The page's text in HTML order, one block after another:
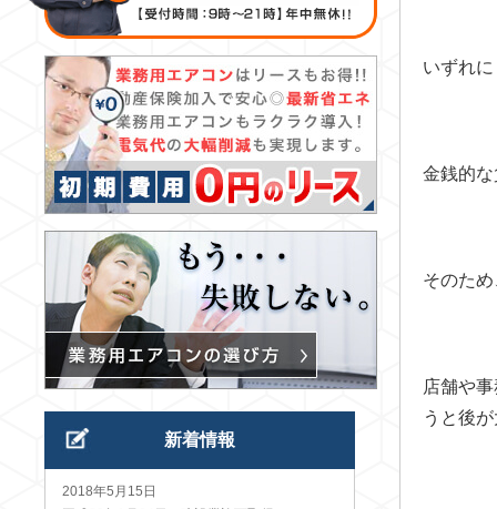
いずれ
金銭的
そのた
店舗や
うと後
新着情報
2018年5月15日